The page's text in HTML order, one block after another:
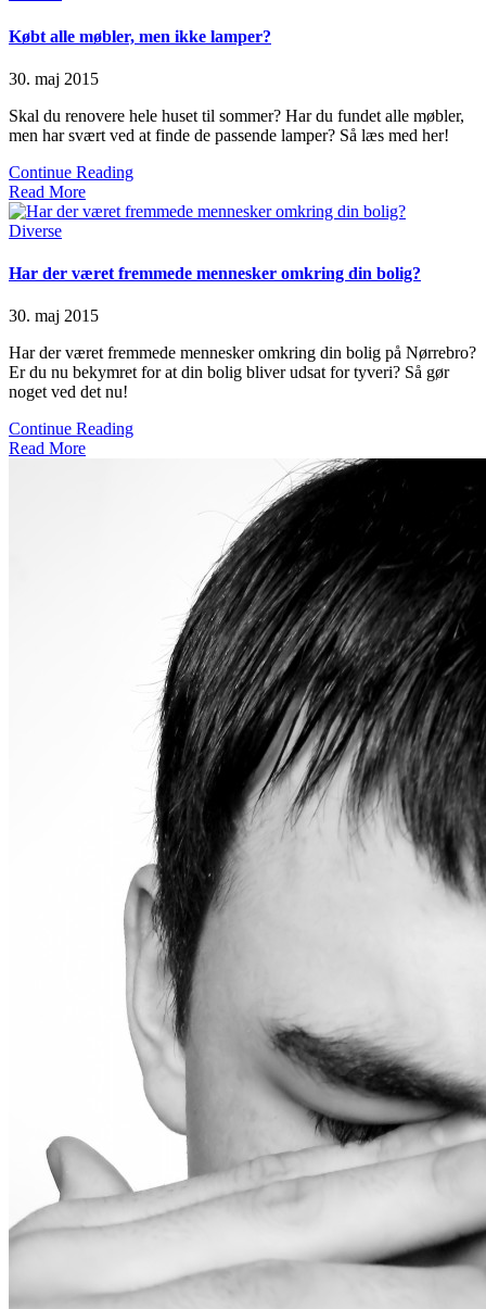
Købt alle møbler, men ikke lamper?
30. maj 2015
Skal du renovere hele huset til sommer? Har du fundet alle møbler,
men har svært ved at finde de passende lamper? Så læs med her!
Continue Reading
Read More
Posted
Diverse
Har der været fremmede mennesker omkring din bolig?
30. maj 2015
Har der været fremmede mennesker omkring din bolig på Nørrebro?
Er du nu bekymret for at din bolig bliver udsat for tyveri? Så gør
noget ved det nu!
Continue Reading
Read More